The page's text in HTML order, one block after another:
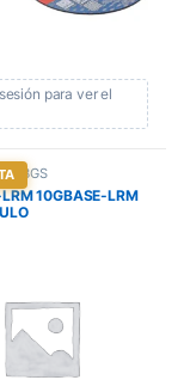
para ver el
BGS
10GBASE-LRM